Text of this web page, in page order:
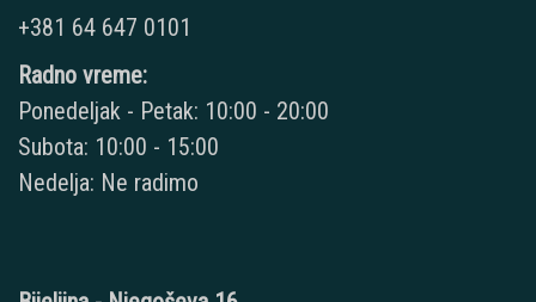
+381 64 647 0101
Radno vreme:
Ponedeljak - Petak: 10:00 - 20:00
Subota: 10:00 - 15:00
Nedelja: Ne radimo